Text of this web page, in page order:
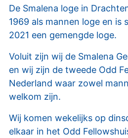
De Smalena loge in
1969 als mannen loge en is
2021 een gemengde loge.
Voluit zijn wij de Smalena
en wij zijn de tweede Odd
Nederland waar zowel
welkom zijn.
Wij komen wekelijks op
elkaar in het Odd